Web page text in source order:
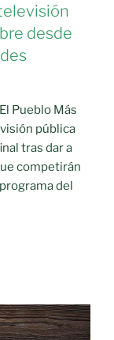
desde
Pueblo Más
pública
tras dar a
competirán
del